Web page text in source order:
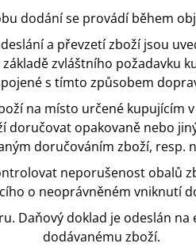
dodání se provádí během
a převzetí zboží jsou
zvláštního požadavku
s tímto způsobem
na místo určené
opakovaně nebo
doručováním zboží, resp.
neporušenost obalů
o neoprávněném vniknutí
Daňový doklad je odeslán
dodávanému zboží.